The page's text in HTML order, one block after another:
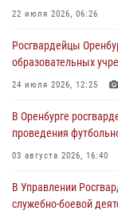
24 июля 2026, 12:25
При силовой
проведён рейд по
23 июля 2026, 10:47
22 июля 2026, 06:26
Росгвардейцы
образовательных
24 июля 2026, 12:25
В Оренбурге
проведения
03 августа 2026, 16:40
В Управлении
служебно-боевой